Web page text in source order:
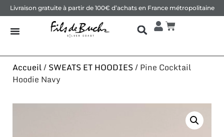
Livraison gratuite à partir de 100€ d’achats en France métropolitaine
Accueil/SWEATS ET HOODIES/ Pine Cocktail
Hoodie Navy